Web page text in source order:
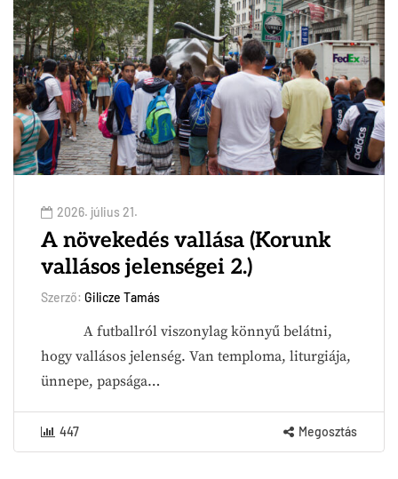
2026. július 21.
A növekedés vallása (Korunk
vallásos jelenségei 2.)
Szerző: Gilicze Tamás
A futballról viszonylag könnyű belátni,
hogy vallásos jelenség. Van temploma, liturgiája,
ünnepe, papsága…
447 Megosztás